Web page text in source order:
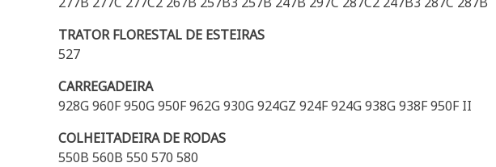
TRATOR FLORESTAL DE ESTEIRAS
527
CARREGADEIRA
928G 960F 950G 950F 962G 930G 924GZ 924F 924G 938G 938F 950F II
COLHEITADEIRA DE RODAS
550B 560B 550 570 580